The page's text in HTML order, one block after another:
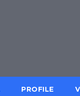
PROFILE